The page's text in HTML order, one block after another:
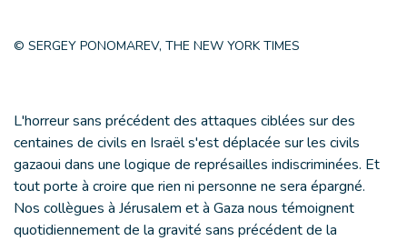
© SERGEY PONOMAREV, THE NEW YORK TIMES
L'horreur sans précédent des attaques ciblées sur des
centaines de civils en Israël s'est déplacée sur les civils
gazaoui dans une logique de représailles indiscriminées. Et
tout porte à croire que rien ni personne ne sera épargné.
Nos collègues à Jérusalem et à Gaza nous témoignent
quotidiennement de la gravité sans précédent de la